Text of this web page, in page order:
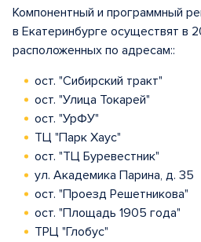
Компонентный и программный
в Екатеринбурге осуществят в
расположенных по адресам::
ост. "Сибирский тракт"
ост. "Улица Токарей"
ост. "УрФУ"
ТЦ "Парк Хаус"
ост. "ТЦ Буревестник"
ул. Академика Парина, д. 35
ост. "Проезд Решетникова"
ост. "Площадь 1905 года"
ТРЦ "Глобус"